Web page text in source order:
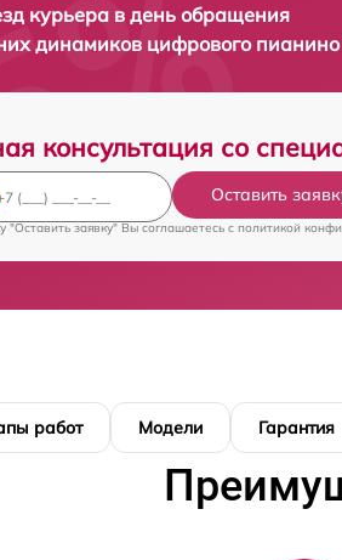
курьера в день обращения
динамиков цифрового
консультация со
Оставить
"Оставить заявку" Вы соглашаетесь c политикой
работ Модели Гарантия